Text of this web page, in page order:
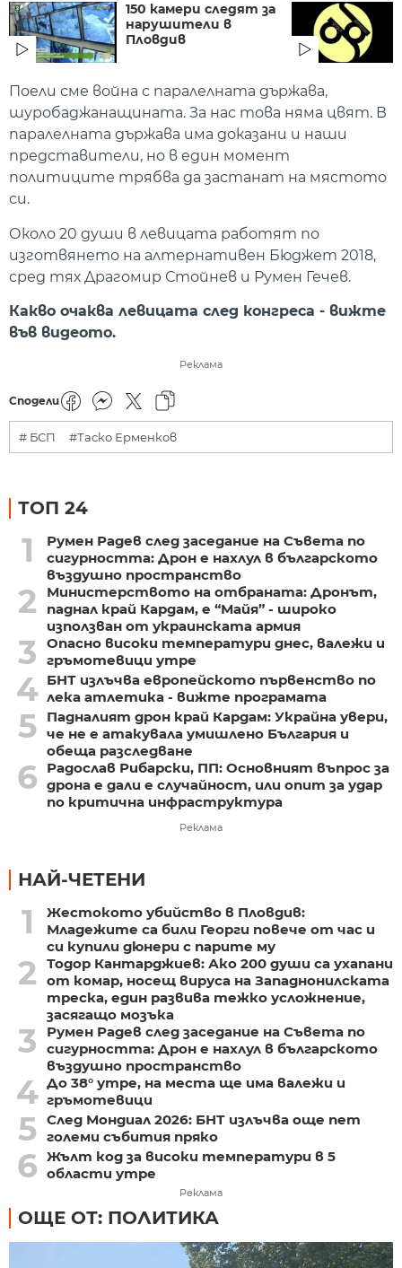
150 камери следят за
нарушители в
Пловдив
Поели сме война с паралелната държава,
шуробаджанащината. За нас това няма цвят. В
паралелната държава има доказани и наши
представители, но в един момент
политиците трябва да застанат на мястото
си.
Около 20 души в левицата работят по
изготвянето на алтернативен Бюджет 2018,
сред тях Драгомир Стойнев и Румен Гечев.
Какво очаква левицата след конгреса - вижте
във видеото.
Реклама
Сподели
# БСП #Таско Ерменков
ТОП 24
1
Румен Радев след заседание на Съвета по
сигурността: Дрон е нахлул в българското
въздушно пространство
2
Министерството на отбраната: Дронът,
паднал край Кардам, е “Майя” - широко
използван от украинската армия
3
Опасно високи температури днес, валежи и
гръмотевици утре
4 БНТ излъчва европейското първенство по
лека атлетика - вижте програмата
5
Падналият дрон край Кардам: Украйна увери,
че не е атакувала умишлено България и
обеща разследване
6
Радослав Рибарски, ПП: Основният въпрос за
дрона е дали е случайност, или опит за удар
по критична инфраструктура
Реклама
НАЙ-ЧЕТЕНИ
1
Жестокото убийство в Пловдив:
Младежите са били Георги повече от час и
си купили дюнери с парите му
2
Тодор Кантарджиев: Ако 200 души са ухапани
от комар, носещ вируса на Западнонилската
треска, един развива тежко усложнение,
засягащо мозъка
3
Румен Радев след заседание на Съвета по
сигурността: Дрон е нахлул в българското
въздушно пространство
4 До 38° утре, на места ще има валежи и
гръмотевици
5 След Мондиал 2026: БНТ излъчва още пет
големи събития пряко
6 Жълт код за високи температури в 5
области утре
Реклама
ОЩЕ ОТ: ПОЛИТИКА